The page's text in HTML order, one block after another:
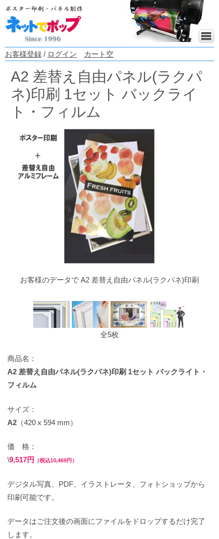
お客様登録 / ログイン カート空
A2 差替え自由パネル(ラクパ
ネ)印刷 1セット バックライ
ト・フィルム
お客様のデータで A2 差替え自由パネル(ラクパネ)印刷
全5枚
商品名：
A2 差替え自由パネル(ラクパネ)印刷 1セット バックライト・
フィルム
サイズ：
A2 （420 x 594 mm）
価 格：
\9,517円 （税込10,469円）
デジタル写真、PDF、イラストレータ、フォトショップから
印刷可能です。
データはご注文後の画面にファイルをドロップするだけ完了
します。